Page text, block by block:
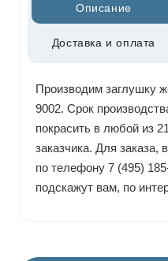
Описание
Доставка и оплата
Производим заглушку
9002. Срок
покрасить в любой из
заказчика. Для заказа,
по телефону 7 (495)
подскажут вам, по